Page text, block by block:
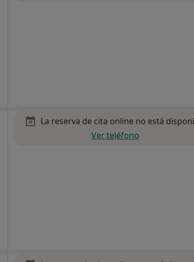
La reserva de cita online no está
Ver teléfono